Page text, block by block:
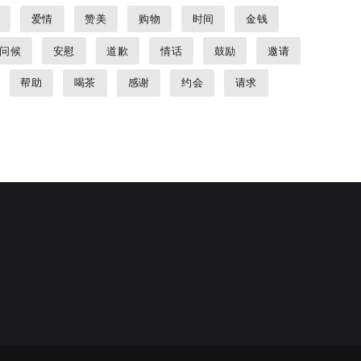
爱情 赞美 购物 时间 金钱
问候 安慰 道歉 情话 鼓励 邀请
帮助 喝茶 感谢 约会 请求